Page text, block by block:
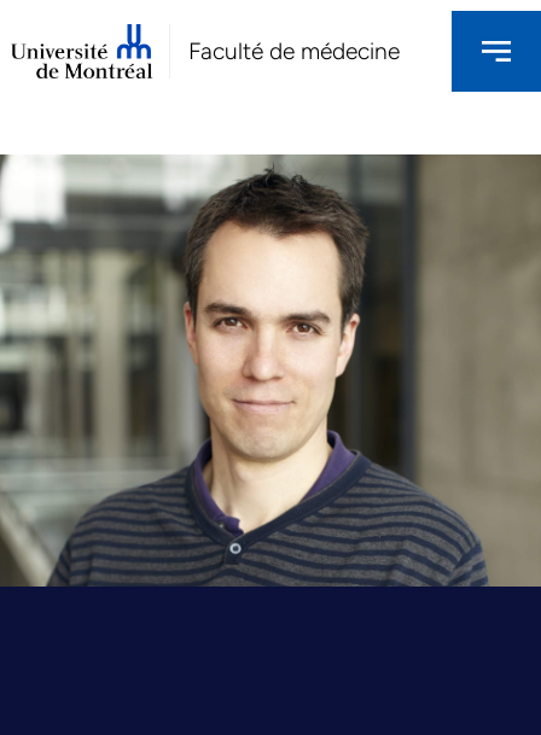
Faculté de médecine
NOS CHERCHEURS